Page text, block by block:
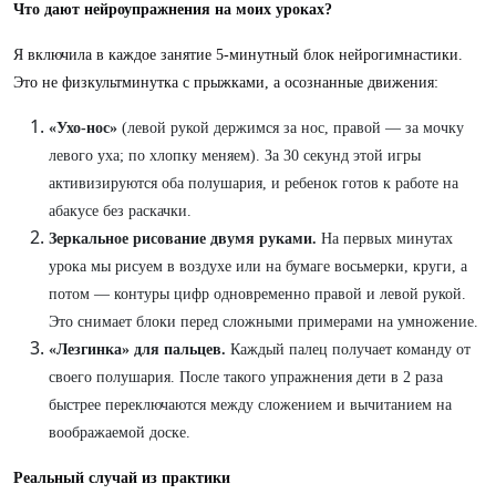
Что дают нейроупражнения на моих уроках?
Я включила в каждое занятие 5-минутный блок нейрогимнастики.
Это не физкультминутка с прыжками, а осознанные движения:
«Ухо-нос» (левой рукой держимся за нос, правой — за мочку
левого уха; по хлопку меняем). За 30 секунд этой игры
активизируются оба полушария, и ребенок готов к работе на
абакусе без раскачки.
Зеркальное рисование двумя руками. На первых минутах
урока мы рисуем в воздухе или на бумаге восьмерки, круги, а
потом — контуры цифр одновременно правой и левой рукой.
Это снимает блоки перед сложными примерами на умножение.
«Лезгинка» для пальцев. Каждый палец получает команду от
своего полушария. После такого упражнения дети в 2 раза
быстрее переключаются между сложением и вычитанием на
воображаемой доске.
Реальный случай из практики